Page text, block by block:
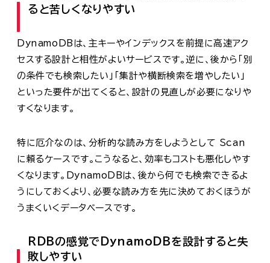
ると苦しくなりやすい
DynamoDBは、主キーやインデックスを前提に高速アク
セスする設計と相性がよいサービスです。逆に、後から「別
の条件でも検索したい」「集計や横断検索を増やしたい」
といった要件が出てくると、設計の見直しが必要になりや
すくなります。
特に厄介なのは、分析的な読み方をしようとして Scan
に頼るケースです。こうなると、効率もコストも悪化しやす
くなります。DynamoDBは、後から何でも検索できるよ
うにしておくより、必要な読み方を先に決めておくほうが
うまくいくデータベースです。
RDBの感覚でDynamoDBを設計すると失
敗しやすい